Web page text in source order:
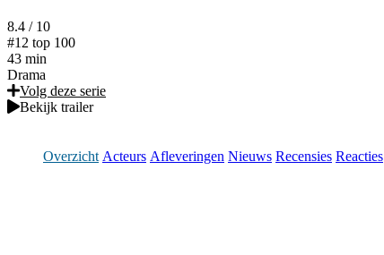
8.4 / 10
#12 top 100
43 min
Drama
Volg deze serie
Bekijk trailer
Overzicht Acteurs Afleveringen Nieuws Recensies Reacties